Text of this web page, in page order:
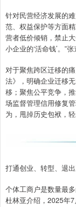
针对民营经济发展的
范、权益保护等方面
营者低价倾销，禁止
小企业的‘活命钱’。”张
对于聚焦跨区迁移的
法》，明确企业迁移
移；聚焦公平竞争，
场监督管理信用修复
为，甩掉历史包袱，
打通创业、转型、退
个体工商户是数量最
杜林亚介绍，2025年